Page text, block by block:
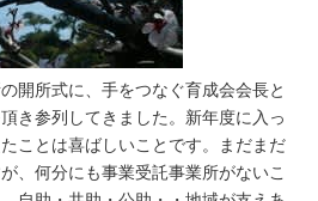
開所式に、手をつなぐ育成会会長と
き参列してきました。新年度に入っ
ことは喜ばしいことです。まだまだ
、何分にも事業受託事業所がないこ